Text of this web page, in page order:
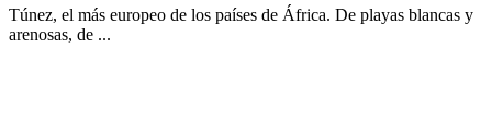
Túnez, el más europeo de los países de África. De playas blancas y
arenosas, de ...